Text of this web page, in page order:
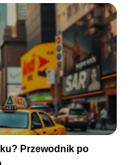
Przewodnik po